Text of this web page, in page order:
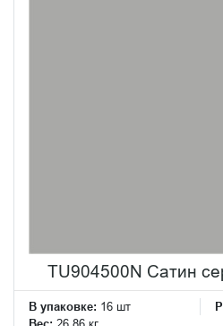
TU904500N Сатин
В упаковке: 16 шт